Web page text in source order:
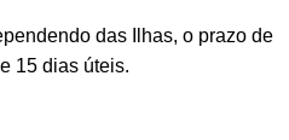
das Ilhas, o prazo de
15 dias úteis.